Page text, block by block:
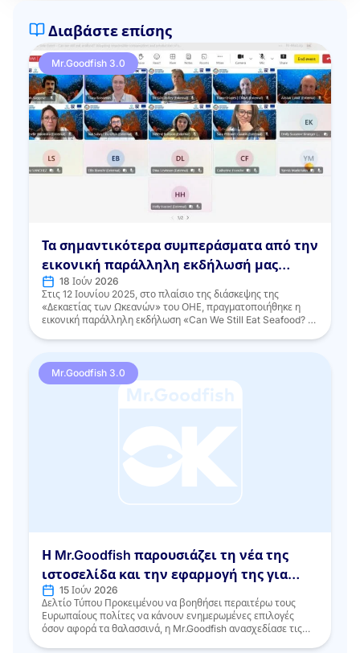
Διαβάστε επίσης
Mr.Goodfish 3.0
Τα σημαντικότερα συμπεράσματα από την
εικονική παράλληλη εκδήλωσή μας
UNOC3
18 Ιούν 2026
Στις 12 Ιουνίου 2025, στο πλαίσιο της διάσκεψης της
«Δεκαετίας των Ωκεανών» του ΟΗΕ, πραγματοποιήθηκε η
εικονική παράλληλη εκδήλωση «Can We Still Eat Seafood? Η
συγκέντρωσε εμπειρογνώμονες, καινοτόμους και
ενδιαφερόμενους φορείς από ολόκληρη την αλυσίδα αξίας
Mr.Goodfish 3.0
Η Mr.Goodfish παρουσιάζει τη νέα της
ιστοσελίδα και την εφαρμογή της για
κινητά
15 Ιούν 2026
Δελτίο Τύπου Προκειμένου να βοηθήσει περαιτέρω τους
Ευρωπαίους πολίτες να κάνουν ενημερωμένες επιλογές
όσον αφορά τα θαλασσινά, η Mr.Goodfish ανασχεδίασε τις